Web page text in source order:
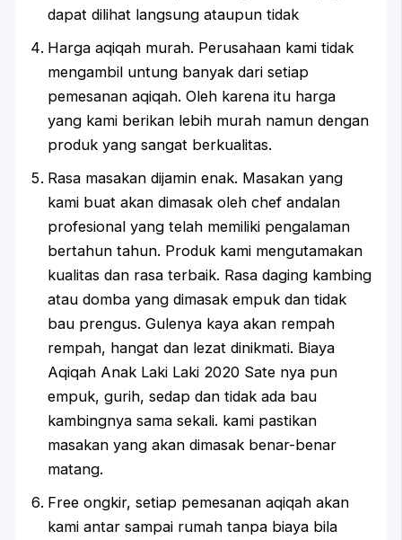
dapat dilihat langsung ataupun tidak
Harga aqiqah murah. Perusahaan kami tidak
mengambil untung banyak dari setiap
pemesanan aqiqah. Oleh karena itu harga
yang kami berikan lebih murah namun dengan
produk yang sangat berkualitas.
Rasa masakan dijamin enak. Masakan yang
kami buat akan dimasak oleh chef andalan
profesional yang telah memiliki pengalaman
bertahun tahun. Produk kami mengutamakan
kualitas dan rasa terbaik. Rasa daging kambing
atau domba yang dimasak empuk dan tidak
bau prengus. Gulenya kaya akan rempah
rempah, hangat dan lezat dinikmati. Biaya
Aqiqah Anak Laki Laki 2020 Sate nya pun
empuk, gurih, sedap dan tidak ada bau
kambingnya sama sekali. kami pastikan
masakan yang akan dimasak benar-benar
matang.
Free ongkir, setiap pemesanan aqiqah akan
kami antar sampai rumah tanpa biaya bila